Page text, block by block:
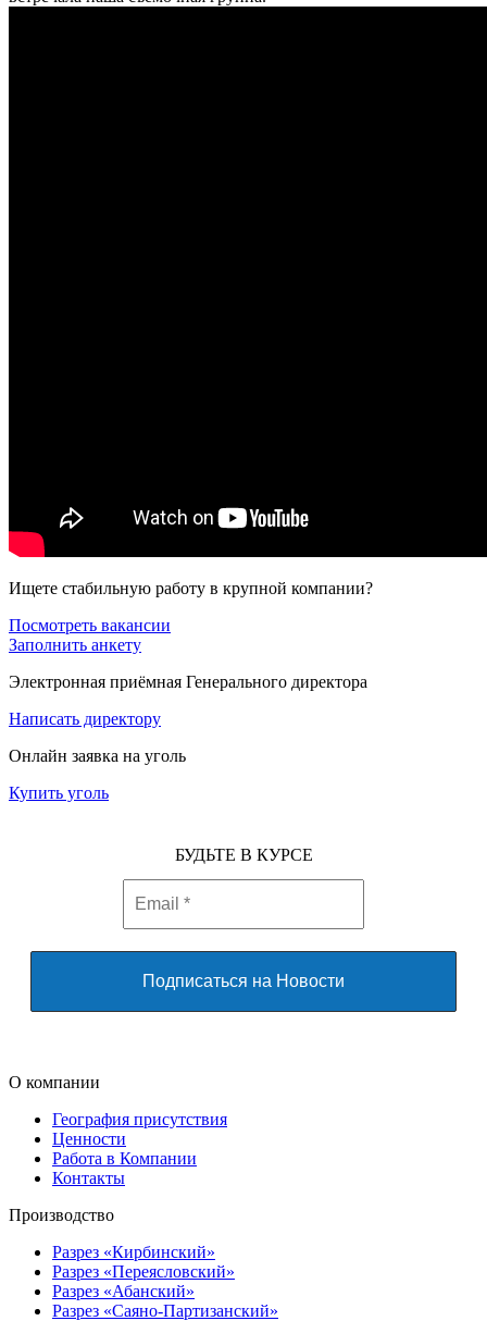
Ищете стабильную работу в крупной компании?
Посмотреть вакансии
Заполнить анкету
Электронная приёмная Генерального директора
Написать директору
Онлайн заявка на уголь
Купить уголь
БУДЬТЕ В КУРСЕ
О компании
География присутствия
Ценности
Работа в Компании
Контакты
Производство
Разрез «Кирбинский»
Разрез «Переясловский»
Разрез «Абанский»
Разрез «Саяно-Партизанский»